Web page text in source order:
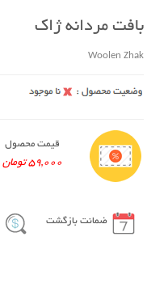
بافت مردانه ژاک
Woolen Zhak
قیمت محصول
59,000 تومان
ضمانت بازگشت